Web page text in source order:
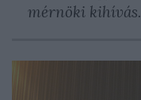
mérnöki kihívás.